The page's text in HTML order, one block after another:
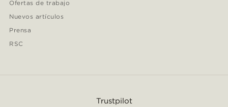
Ofertas de trabajo
Nuevos artículos
Prensa
RSC
Trustpilot